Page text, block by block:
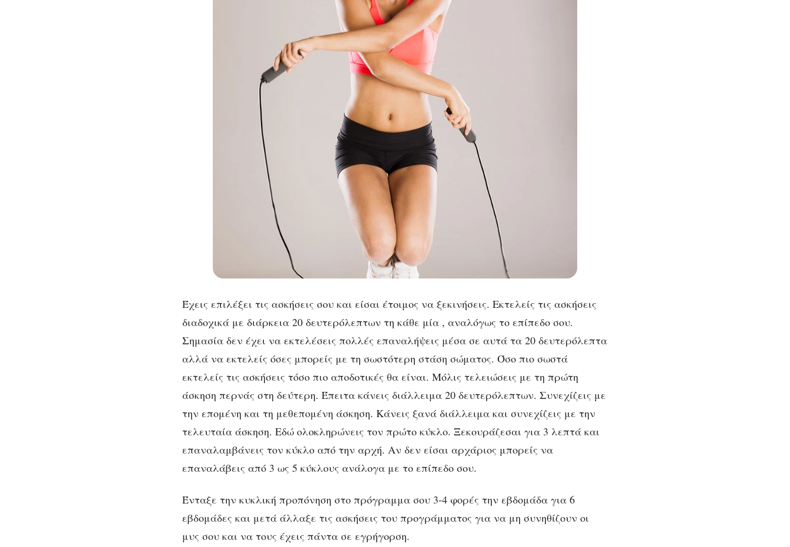
Έχεις επιλέξει τις ασκήσεις σου και είσαι έτοιμος να ξεκινήσεις. Εκτελείς τις ασκήσεις
διαδοχικά με διάρκεια 20 δευτερόλεπτων τη κάθε μία , αναλόγως το επίπεδο σου.
Σημασία δεν έχει να εκτελέσεις πολλές επαναλήψεις μέσα σε αυτά τα 20 δευτερόλεπτα
αλλά να εκτελείς όσες μπορείς με τη σωστότερη στάση σώματος. Όσο πιο σωστά
εκτελείς τις ασκήσεις τόσο πιο αποδοτικές θα είναι. Μόλις τελειώσεις με τη πρώτη
άσκηση περνάς στη δεύτερη. Έπειτα κάνεις διάλλειμα 20 δευτερόλεπτων. Συνεχίζεις με
την επομένη και τη μεθεπομένη άσκηση. Κάνεις ξανά διάλλειμα και συνεχίζεις με την
τελευταία άσκηση. Εδώ ολοκληρώνεις τον πρώτο κύκλο. Ξεκουράζεσαι για 3 λεπτά και
επαναλαμβάνεις τον κύκλο από την αρχή. Αν δεν είσαι αρχάριος μπορείς να
επαναλάβεις από 3 ως 5 κύκλους ανάλογα με το επίπεδο σου.
Ένταξε την κυκλική προπόνηση στο πρόγραμμα σου 3-4 φορές την εβδομάδα για 6
εβδομάδες και μετά άλλαξε τις ασκήσεις του προγράμματος για να μη συνηθίζουν οι
μυς σου και να τους έχεις πάντα σε εγρήγορση.